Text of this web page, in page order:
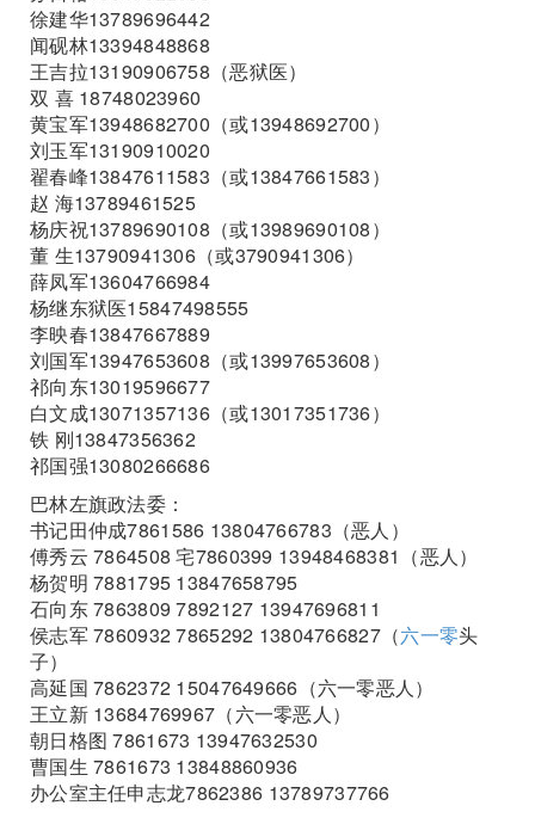
徐建华13789696442
闻砚林13394848868
王吉拉13190906758（恶狱医）
双 喜 18748023960
黄宝军13948682700（或13948692700）
刘玉军13190910020
翟春峰13847611583（或13847661583）
赵 海13789461525
杨庆祝13789690108（或13989690108）
董 生13790941306（或3790941306）
薛凤军13604766984
杨继东狱医15847498555
李映春13847667889
刘国军13947653608（或13997653608）
祁向东13019596677
白文成13071357136（或13017351736）
铁 刚13847356362
祁国强13080266686
巴林左旗政法委：
书记田仲成7861586 13804766783（恶人）
傅秀云 7864508 宅7860399 13948468381（恶人）
杨贺明 7881795 13847658795
石向东 7863809 7892127 13947696811
侯志军 7860932 7865292 13804766827（六一零头
子）
高延国 7862372 15047649666（六一零恶人）
王立新 13684769967（六一零恶人）
朝日格图 7861673 13947632530
曹国生 7861673 13848860936
办公室主任申志龙7862386 13789737766